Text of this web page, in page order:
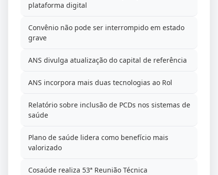
plataforma digital
Convênio não pode ser interrompido em estado
grave
ANS divulga atualização do capital de referência
ANS incorpora mais duas tecnologias ao Rol
Relatório sobre inclusão de PCDs nos sistemas de
saúde
Plano de saúde lidera como benefício mais
valorizado
Cosaúde realiza 53ª Reunião Técnica